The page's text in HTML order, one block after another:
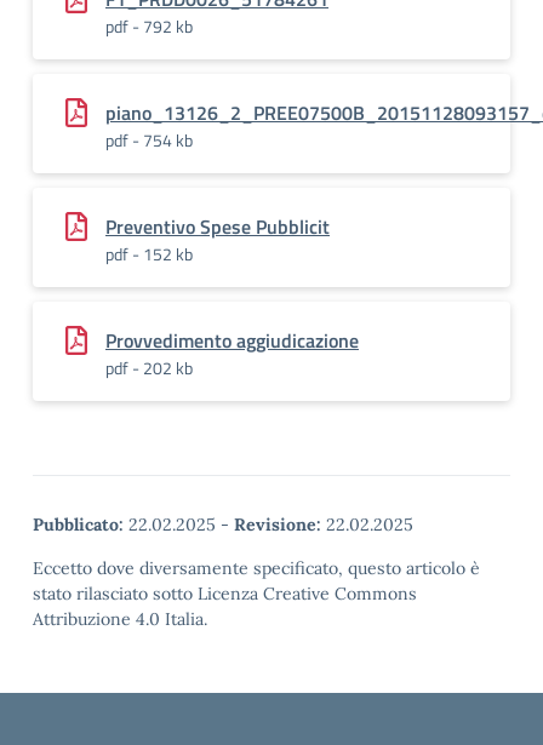
pdf - 792 kb
pdf - 754 kb
Preventivo Spese Pubblicit
pdf - 152 kb
Provvedimento aggiudicazione
pdf - 202 kb
Pubblicato: 22.02.2025 - Revisione: 22.02.2025
Eccetto dove diversamente specificato, questo articolo è
stato rilasciato sotto Licenza Creative Commons
Attribuzione 4.0 Italia.